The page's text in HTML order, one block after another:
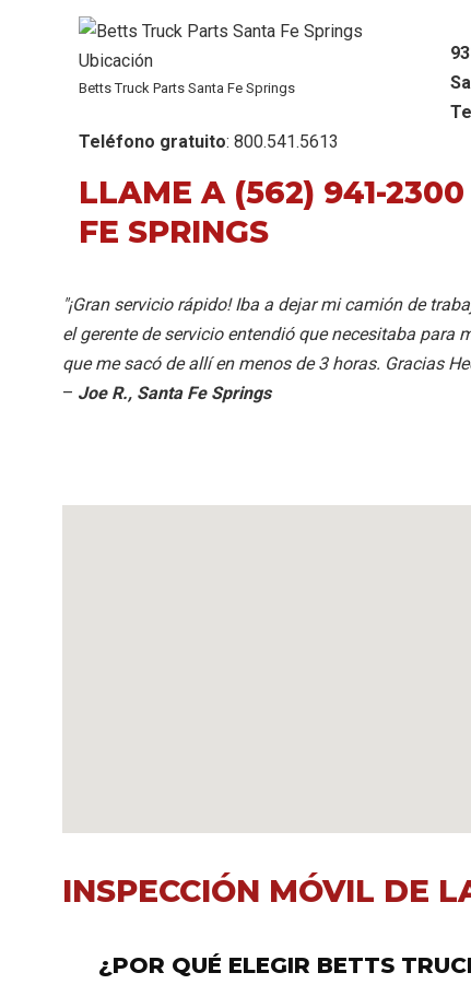
Betts Truck Parts Santa Fe Springs
Teléfono gratuito: 800.541.5613
LLAME A (562) 941-
FE SPRINGS
"¡Gran servicio rápido! Iba a dejar mi camión de
el gerente de servicio entendió que necesitaba para
que me sacó de allí en menos de 3 horas. Gracias
– Joe R., Santa Fe Springs
INSPECCIÓN MÓVIL DE
¿POR QUÉ ELEGIR BETTS